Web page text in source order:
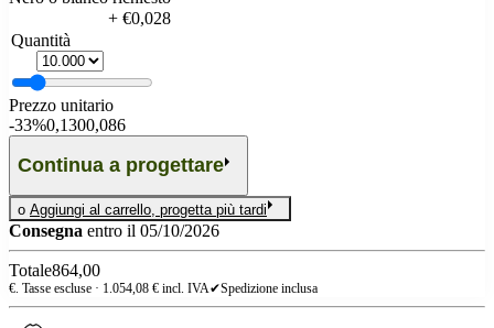
+ €0,028
Quantità
Prezzo unitario
-33%0,1300,086
Continua a progettare
o Aggiungi al carrello, progetta più tardi
Consegna entro il 05/10/2026
Totale864,00
€. Tasse escluse · 1.054,08 € incl. IVA✔Spedizione inclusa